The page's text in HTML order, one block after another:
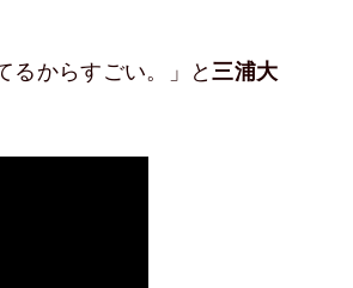
るからすごい。」と三浦大